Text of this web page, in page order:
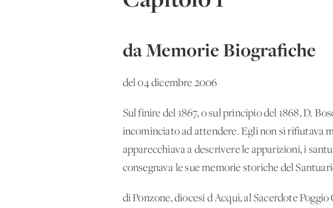
da Memorie Biografiche
del 04 dicembre 2006
Sul finire del 1867, o sul principio del 1868, D.
incominciato ad attendere. Egli non si rifiutava
apparecchiava a descrivere le apparizioni, i
consegnava le sue memorie storiche del
di Ponzone, diocesi d'Acqui, al Sacerdote